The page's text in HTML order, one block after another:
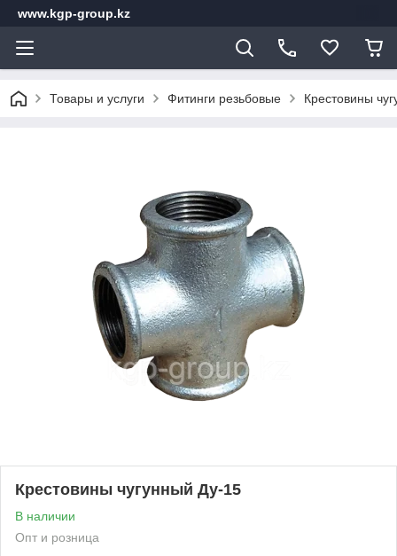
www.kgp-group.kz
Товары и услуги Фитинги резьбовые Крестовины
Крестовины чугунный Ду-15
В наличии
Опт и розница